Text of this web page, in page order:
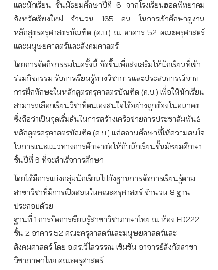
และนักเรียน ชั้นมัธยมศึกษาปีที่ 6 จากโรงเรียนฮอดพิทยาคม
จังหวัดเชียงใหม่ จำนวน 165 คน ในการเข้าศึกษาดูงาน
หลักสูตรครุศาสตรบัณฑิต (ค.บ.) ณ อาคาร 52 คณะครุศาสตร์
และมนุษยศาสตร์และสังคมศาสตร์
โดยการจัดกิจกรรมในครั้งนี้ จัดขึ้นเพื่อส่งเสริมให้นักเรียนที่เข้า
ร่วมกิจกรรม รับการเรียนรู้ทางวิชาการและประสบการณ์จาก
การฝึกทักษะในหลักสูตรครุศาสตรบัณฑิต (ค.บ.) เพื่อให้นักเรียน
สามารถเลือกเรียนวิชาที่ตนเองสนใจได้อย่างถูกต้องในอนาคต
ซึ่งถือว่าเป็นจุดเริ่มต้นในการสร้างเครือข่ายการประชาสัมพันธ์
หลักสูตรครุศาสตรบัณฑิต (ค.บ.) แก่สถานศึกษาที่ให้ความสนใจ
ในการแนะแนวทางการศึกษาต่อให้กับนักเรียนชั้นมัธยมศึกษา
ชั้นปีที่ 6 ที่จะสำเร็จการศึกษา
โดยได้มีการแบ่งกลุ่มนักเรียนไปยังฐานการจัดการเรียนรู้ตาม
สาขาวิชาที่มีการเปิดสอนในคณะครุศาสตร์ จำนวน 8 ฐาน
ประกอบด้วย
ฐานที่ 1 การจัดการเรียนรู้สาขาวิชาภาษาไทย ณ ห้อง ED222
ชั้น 2 อาคาร 52 คณะครุศาสตร์และมนุษยศาสตร์และ
สังคมศาสตร์ โดย อ.ดร.วิไลวรรณ เข้มขัน อาจารย์สังกัดสาขา
วิชาภาษาไทย คณะครุศาสตร์